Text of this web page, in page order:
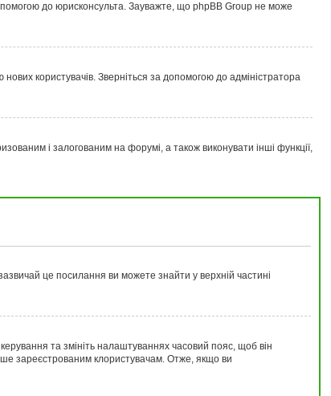
до юрисконсульта. Зауважте, що phpBB Group не може
користувачів. Зверніться за допомогою до адміністратора
і залогованим на форумі, а також виконувати інші функції,
це посилання ви можете знайти у верхній частині
та змініть налаштуваннях часовий пояс, щоб він
зареєстрованим клористувачам. Отже, якщо ви